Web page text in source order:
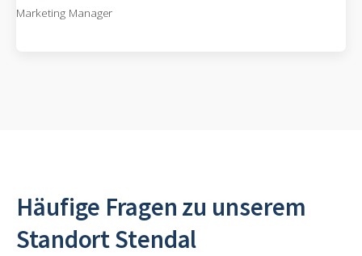
Marketing Manager
Häufige Fragen zu unserem
Standort Stendal